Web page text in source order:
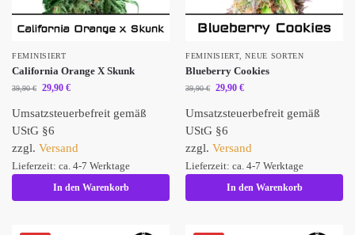
FEMINISIERT
California Orange X Skunk
39,90€ 29,90 €
Umsatzsteuerbefreit gemäß
UStG §6
zzgl. Versand
Lieferzeit: ca. 4-7 Werktage
In den Warenkorb
FEMINISIERT,NEUE SORTEN
Blueberry Cookies
39,90€ 29,90 €
Umsatzsteuerbefreit gemäß
UStG §6
zzgl. Versand
Lieferzeit: ca. 4-7 Werktage
In den Warenkorb